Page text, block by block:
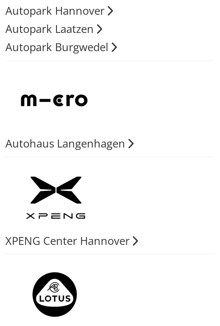
Autopark Hannover
Autopark Laatzen
Autopark Burgwedel
Autohaus Langenhagen
XPENG Center Hannover